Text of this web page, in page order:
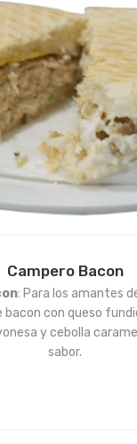
Campero Bacon
: Para los amantes
con queso
y cebolla
sabor.